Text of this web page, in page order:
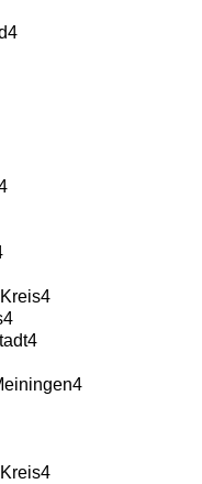
4
4
4
4
4
4